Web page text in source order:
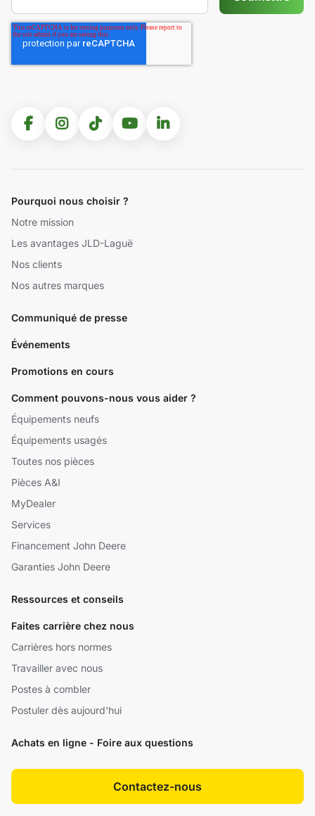
Pourquoi nous choisir ?
Notre mission
Les avantages JLD-Laguë
Nos clients
Nos autres marques
Communiqué de presse
Événements
Promotions en cours
Comment pouvons-nous vous aider ?
Équipements neufs
Équipements usagés
Toutes nos pièces
Pièces A&I
MyDealer
Services
Financement John Deere
Garanties John Deere
Ressources et conseils
Faites carrière chez nous
Carrières hors normes
Travailler avec nous
Postes à combler
Postuler dès aujourd'hui
Achats en ligne - Foire aux questions
Contactez-nous